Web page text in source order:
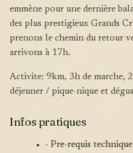
emmène pour une dernière
des plus prestigieux Grands
prenons le chemin du retour
arrivons à 17h.
Activite: 9km, 3h de marche, 250m de D+ | Repas: petit-
déjeuner / pique-nique et
Infos pratiques
- Pre-requis